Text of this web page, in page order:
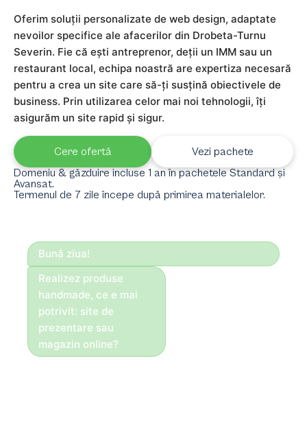
Bună ziua!
Realizez produse
handmade, ce e mai
potrivit: site de
prezentare sau
magazin online?
Oferim soluții personalizate de web design, adaptate
nevoilor specifice ale afacerilor din Drobeta-Turnu
Severin. Fie că ești antreprenor, deții un IMM sau un
restaurant local, echipa noastră are expertiza necesară
pentru a crea un site care să-ți susțină obiectivele de
business. Prin utilizarea celor mai noi tehnologii, îți
asigurăm un site rapid și sigur.
Cere ofertă
Vezi pachete
Domeniu & găzduire incluse 1 an în pachetele Standard și
Avansat.
Termenul de 7 zile începe după primirea materialelor.